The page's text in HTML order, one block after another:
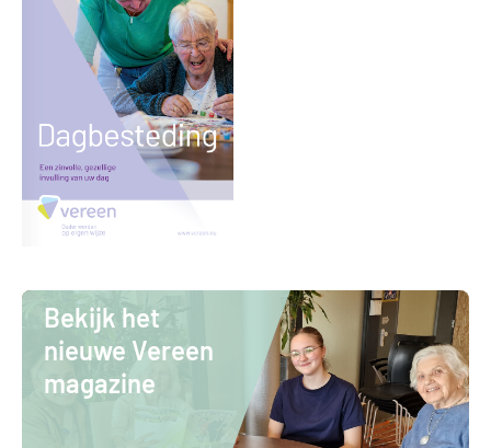
Bekijk het
nieuwe Vereen
magazine